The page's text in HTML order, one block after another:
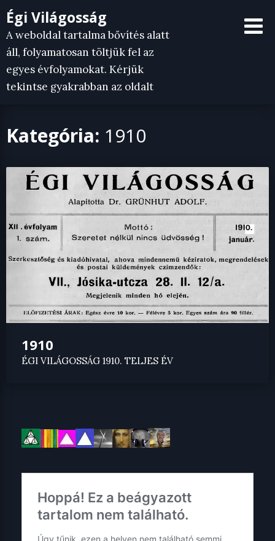
Skip
to
content
Égi Világosság
A weboldal tartalma bővítés alatt
áll, folyamatosan töltjük fel az
egyes évfolyamokat. Kérjük
tekintse gyakrabban az oldalt
Kategória: 1910
1910
ÉGI VILÁGOSSÁG 1910. TELJES ÉV